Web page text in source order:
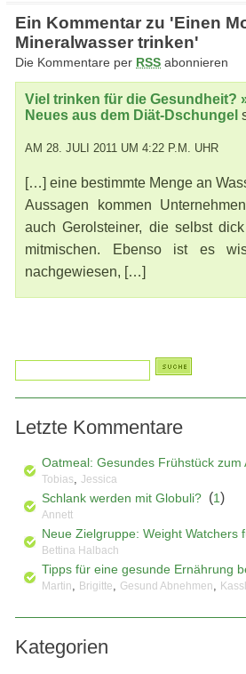
Ein Kommentar zu 'Einen
Mineralwasser trinken'
Die Kommentare per RSS abonnieren
Viel trinken für die Gesundheit?
Neues aus dem Diät-Dschungel
AM 28. JULI 2011 UM 4:22 P.M. UHR
[…] eine bestimmte Menge an
Aussagen kommen
auch Gerolsteiner, die selbst
mitmischen. Ebenso ist es
nachgewiesen, […]
Letzte Kommentare
Oatmeal: Gesundes Frühstück zum
Tobias, Jessica
Schlank werden mit Globuli? (1)
Annett
Neue Zielgruppe: Weight Watchers
Bettina Halbach
Tipps für eine gesunde Ernährung
Martin, Brigitte, Gesund Abnehmen, Kassl
Kategorien